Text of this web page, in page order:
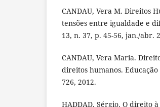
CANDAU, Vera M. Direitos
tensões entre igualdade e
13, n. 37, p. 45-56, jan./abr.
CANDAU, Vera Maria.
direitos humanos. Educação
726, 2012.
HADDAD, Sérgio. O direito